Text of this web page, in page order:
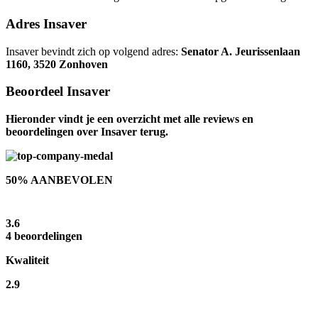
Adres Insaver
Insaver bevindt zich op volgend adres: Senator A. Jeurissenlaan
1160, 3520 Zonhoven
Beoordeel Insaver
Hieronder vindt je een overzicht met alle reviews en
beoordelingen over Insaver terug.
50% AANBEVOLEN
3.6
4 beoordelingen
Kwaliteit
2.9